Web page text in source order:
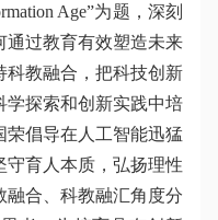
Age”为题，深刻
通过教育有效塑造未来
科教融合，把科技创新
学探索和创新实践中培
荣倡导在人工智能迅猛
守育人本质，弘扬理性
融合、科教融汇角度分